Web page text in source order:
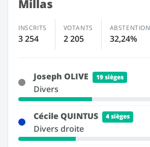
Millas
INSCRITS
3 254
VOTANTS
2 205
ABSTENTION
32,24%
Joseph OLIVE 19 sièges
Divers
Cécile QUINTUS 4 sièges
Divers droite